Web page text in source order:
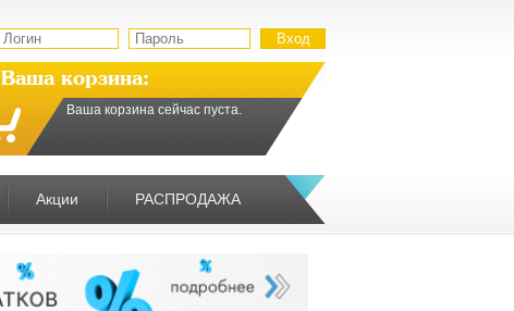
Ваша корзина:
Ваша корзина сейчас пуста.
Акции РАСПРОДАЖА